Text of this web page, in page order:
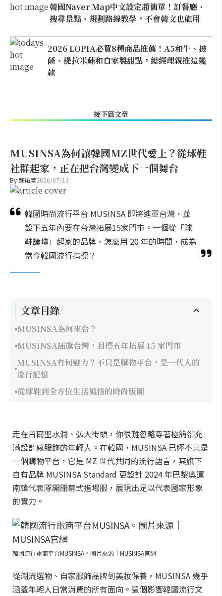
韓國Naver Map中文設定超簡單！訂餐廳、
搜尋景點、規劃路線教學，不會韓文也能用
2026 LOPIA必買8種商品推薦！A5和牛、披
薩、提拉米蘇和自家製甜點，總經理親推這幾
款
接下篇文章
MUSINSA為何讓韓國MZ世代愛上？從球鞋
社群起家，正在把台灣變成下一個舞台
By蘇祐萱2026/07/13
韓國時尚流行平台 MUSINSA 即將進軍台灣，並
設下五年內要在台灣拓展15家門市。一個從「球
鞋論壇」起家的品牌，怎麼用 20 年的時間，成為
當今韓國流行指標？
文章目錄
MUSINSA為何來台？
MUSINSA插旗台灣，目標五年拓展 15 家門市
MUSINSA有何魅力？不只是購物平台，是一代人的
流行記憶
從球鞋到全方位生活風格的時尚版圖
走在首爾聖水洞、弘大街頭，你很難忽略穿著極簡卻充
滿設計感服飾的年輕人。在韓國，MUSINSA 已經不只是
一個購物平台，它是 MZ 世代共同的流行語言，其旗下
自有品牌 MUSINSA Standard 更設計 2024 年巴黎奧運
南韓代表隊開閉幕式進場服，展現出足以代表國家形象
的實力。
韓國流行電商平台MUSINSA。圖片來源｜MUSINSA官網
從潮流選物、自家服飾品牌到美妝保養，MUSINSA 幾乎
涵蓋年輕人日常消費的所有面向。這個影響韓國流行文